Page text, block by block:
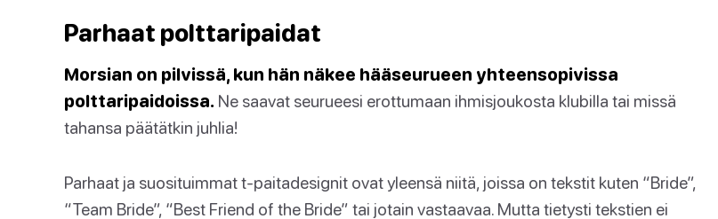
Parhaat polttaripaidat
Morsian on pilvissä, kun hän näkee hääseurueen yhteensopivissa
polttaripaidoissa. Ne saavat seurueesi erottumaan ihmisjoukosta klubilla tai missä
tahansa päätätkin juhlia!
Parhaat ja suosituimmat t-paitadesignit ovat yleensä niitä, joissa on tekstit kuten “Bride”,
“Team Bride”, “Best Friend of the Bride” tai jotain vastaavaa. Mutta tietysti tekstien ei